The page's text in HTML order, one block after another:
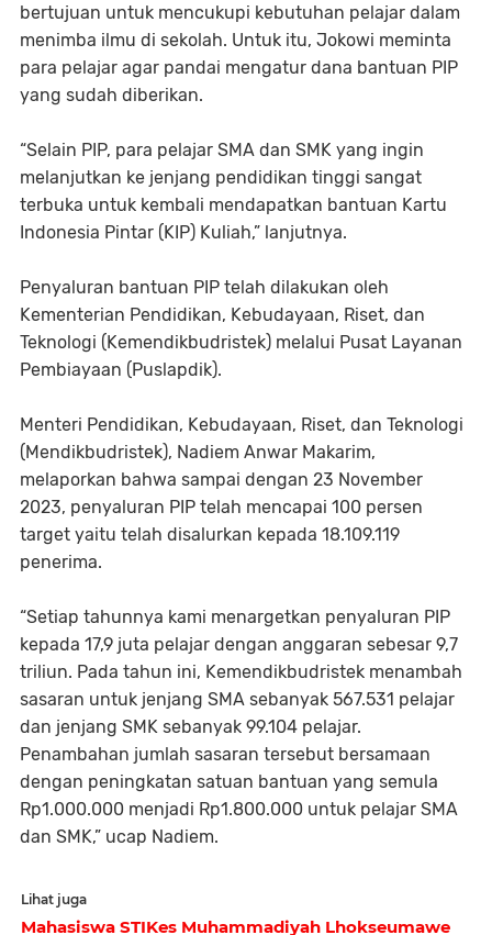
bertujuan untuk mencukupi kebutuhan pelajar dalam
menimba ilmu di sekolah. Untuk itu, Jokowi meminta
para pelajar agar pandai mengatur dana bantuan PIP
yang sudah diberikan.
“Selain PIP, para pelajar SMA dan SMK yang ingin
melanjutkan ke jenjang pendidikan tinggi sangat
terbuka untuk kembali mendapatkan bantuan Kartu
Indonesia Pintar (KIP) Kuliah,” lanjutnya.
Penyaluran bantuan PIP telah dilakukan oleh
Kementerian Pendidikan, Kebudayaan, Riset, dan
Teknologi (Kemendikbudristek) melalui Pusat Layanan
Pembiayaan (Puslapdik).
Menteri Pendidikan, Kebudayaan, Riset, dan Teknologi
(Mendikbudristek), Nadiem Anwar Makarim,
melaporkan bahwa sampai dengan 23 November
2023, penyaluran PIP telah mencapai 100 persen
target yaitu telah disalurkan kepada 18.109.119
penerima.
“Setiap tahunnya kami menargetkan penyaluran PIP
kepada 17,9 juta pelajar dengan anggaran sebesar 9,7
triliun. Pada tahun ini, Kemendikbudristek menambah
sasaran untuk jenjang SMA sebanyak 567.531 pelajar
dan jenjang SMK sebanyak 99.104 pelajar.
Penambahan jumlah sasaran tersebut bersamaan
dengan peningkatan satuan bantuan yang semula
Rp1.000.000 menjadi Rp1.800.000 untuk pelajar SMA
dan SMK,” ucap Nadiem.
Lihat juga
Mahasiswa STIKes Muhammadiyah Lhokseumawe